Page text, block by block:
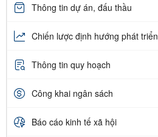
Thông tin dự án, đấu thầu
Chiến lược định hướng phát triển
Thông tin quy hoạch
Công khai ngân sách
Báo cáo kinh tế xã hội